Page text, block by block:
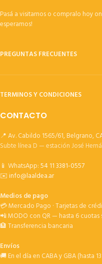
Pasá a visitarnos o compralo hoy
esperamos!
PREGUNTAS FRECUENTES
TERMINOS Y CONDICIONES
CONTACTO
📍 Av. Cabildo 1565/61, Belgrano,
Subte línea D — estación José
📱 WhatsApp:54 11 3381-0557
✉️info@laaldea.ar
Medios de pago
💳 Mercado Pago · Tarjetas de
📲 MODO con QR — hasta 6 cuotas
🏦 Transferencia bancaria
Envíos
🚚 En el día en CABA y GBA (hasta